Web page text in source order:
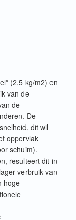
(2,5 kg/m2) en
van de
de
De
dit wil
oppervlak
schuim).
resulteert dit in
verbruik van
hoge